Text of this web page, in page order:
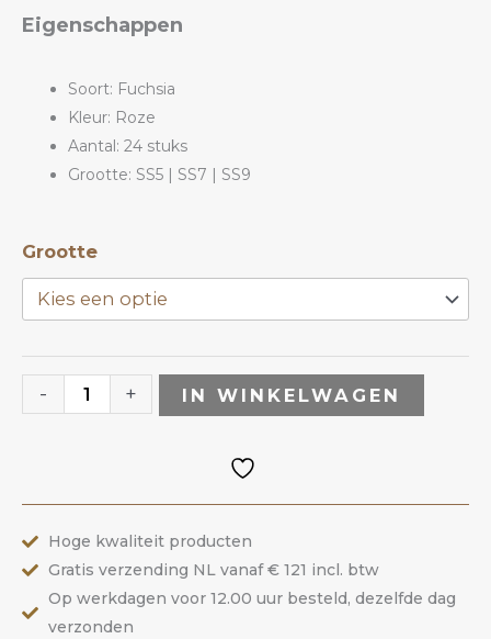
Eigenschappen
Soort: Fuchsia
Kleur: Roze
Aantal: 24 stuks
Grootte: SS5 | SS7 | SS9
Grootte
-
Fuchsia
|
Preciosa
+ IN WINKELWAGEN
Hoge kwaliteit producten
Gratis verzending NL vanaf € 121 incl. btw
Op werkdagen voor 12.00 uur besteld, dezelfde dag
verzonden